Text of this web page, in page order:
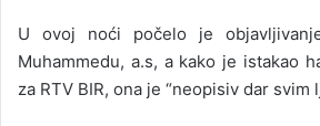
U ovoj noći počelo je objavljivanje
Muhammedu, a.s, a kako je istakao
za RTV BIR, ona je “neopisiv dar svim